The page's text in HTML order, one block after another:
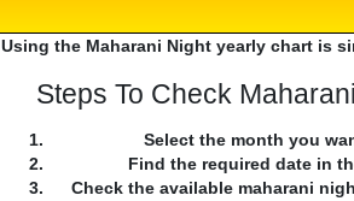
Using the Maharani Night yearly chart is
Steps To Check
Select the month you
Find the required date in
Check the available maharani